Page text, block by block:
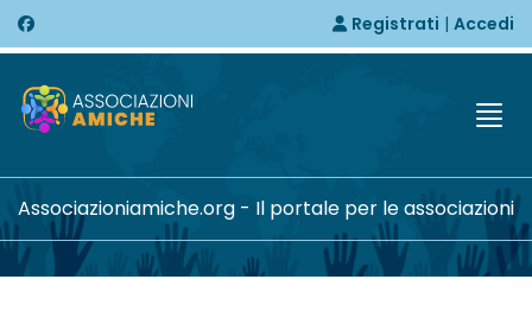
Registrati | Accedi
Associazioniamiche.org - Il portale per le associazioni